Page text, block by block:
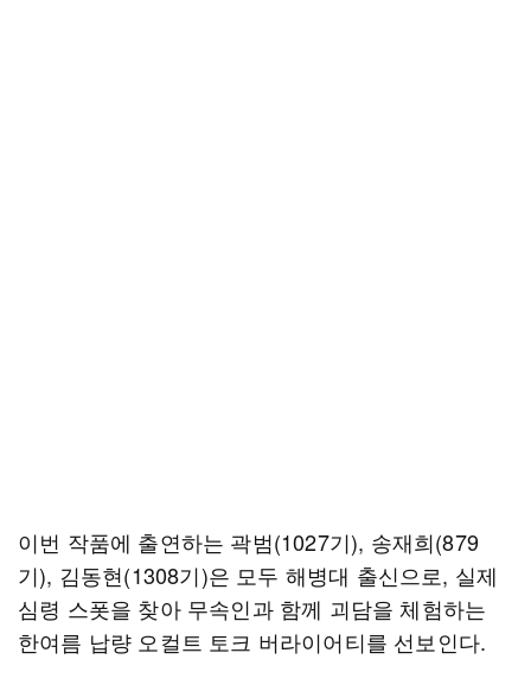
이번 작품에 출연하는 곽범(1027기), 송재희(879
기), 김동현(1308기)은 모두 해병대 출신으로, 실제
심령 스폿을 찾아 무속인과 함께 괴담을 체험하는
한여름 납량 오컬트 토크 버라이어티를 선보인다.